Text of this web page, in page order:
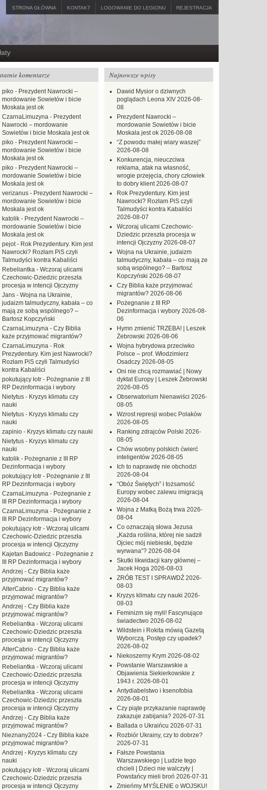
STRONA GŁÓWNA KONTAKT LOGOWANIE DO LEGIONU REJESTRACJA
Najnowsze wpisy
Dawid Mysior o dziwnych
poglądach Leona XIV 2026-08-
08
Prezydent Nawrocki –
mordowanie Sowietów i bicie
Moskala jest ok 2026-08-08
“Z powodu małej wiary waszej”
2026-08-08
Konkurencja, nieuczciwa
reklama, atak na własność,
wrogie przejęcia, chory człowiek
to dobry klient 2026-08-07
Rok Prezydentury. Kim jest
Nawrocki? Rozłam PiS czyli
Talmudyści kontra Kabaliści
2026-08-07
Wczoraj ulicami Czechowic-
Dziedzic przeszła procesja w
intencji Ojczyzny 2026-08-07
Wojna na Ukrainie, judaizm
talmudyczny, kabała – co mają ze
sobą wspólnego? – Bartosz
Kopczyński 2026-08-07
Czy Biblia każe przyjmować
migrantów? 2026-08-06
Pożegnanie z III RP
Dezinformacja i wybory 2026-08-
06
Hymn zmienić TRZEBA! | Leszek
Żebrowski 2026-08-06
Wojna hybrydowa przeciwko
Polsce – prof. Włodzimierz
Osadczy 2026-08-05
Oni nie chcą rozmawiać | Nowy
dyktat Europy | Leszek Żebrowski
2026-08-05
Obserwatorium Nienawiści 2026-
08-05
Wzrost represji wobec Polaków
2026-08-05
Ranking zdrajców Polski 2026-
08-05
Chów wsobny polskich ćwierć
inteligentów 2026-08-05
Ich to naprawdę nie obchodzi
2026-08-04
“Obóz Świętych” i tożsamość
Europy wobec zalewu imigracją
2026-08-04
Wojna z Matką Bożą trwa 2026-
08-04
Co oznaczają słowa Jezusa
„Każda roślina, której nie sadził
Ojciec mój niebieski, będzie
wyrwana”? 2026-08-04
Skutki likwidacji kary głównej –
Jacek Hoga 2026-08-03
ZRÓB TEST I SPRAWDŹ 2026-
08-03
Kryzys klimatu czy nauki 2026-
08-03
Feminizm się myli! Fascynujące
świadectwo 2026-08-02
Wildstein i Rokita mówią Gazetą
Wyborczą. Postęp czy upadek?
2026-08-02
Niekoszerny Krym 2026-08-02
Powstanie Warszawskie a
Objawienia Siekierkowskie z
1943 r. 2026-08-01
Antydiabelstwo i ksenofobia
2026-08-01
Czy piąte przykazanie naprawdę
zakazuje zabijania? 2026-07-31
Ballada o Ukraińcu 2026-07-31
Rozbiór Ukrainy, czy to dobrze?
2026-07-31
Fałsze Powstania
Warszawskiego | Ludzie tego
chcieli | Dzieci nie walczyły |
Powstańcy mieli broń 2026-07-31
Zmieńmy MYŚLENIE o WOJSKU!
komentarze
piko - Prezydent Nawrocki –
mordowanie Sowietów i bicie
Moskala jest ok
CzarnaLimuzyna - Prezydent
Nawrocki – mordowanie
Sowietów i bicie Moskala jest ok
piko - Prezydent Nawrocki –
mordowanie Sowietów i bicie
Moskala jest ok
piko - Prezydent Nawrocki –
mordowanie Sowietów i bicie
Moskala jest ok
verizanus - Prezydent Nawrocki –
mordowanie Sowietów i bicie
Moskala jest ok
katolik - Prezydent Nawrocki –
mordowanie Sowietów i bicie
Moskala jest ok
pejot- Rok Prezydentury. Kim jest
Nawrocki? Rozłam PiS czyli
Talmudyści kontra Kabaliści
Rebeliantka - Wczoraj ulicami
Czechowic-Dziedzic przeszła
procesja w intencji Ojczyzny
Jans - Wojna na Ukrainie,
judaizm talmudyczny, kabała – co
mają ze sobą wspólnego? –
Bartosz Kopczyński
CzarnaLimuzyna - Czy Biblia
każe przyjmować migrantów?
CzarnaLimuzyna - Rok
Prezydentury. Kim jest Nawrocki?
Rozłam PiS czyli Talmudyści
kontra Kabaliści
pokutujący łotr - Pożegnanie z III
RP Dezinformacja i wybory
Nietytus - Kryzys klimatu czy
nauki
Nietytus - Kryzys klimatu czy
nauki
zapinio - Kryzys klimatu czy nauki
Nietytus - Kryzys klimatu czy
nauki
katolik - Pożegnanie z III RP
Dezinformacja i wybory
pokutujący łotr - Pożegnanie z III
RP Dezinformacja i wybory
CzarnaLimuzyna - Pożegnanie z
III RP Dezinformacja i wybory
CzarnaLimuzyna - Pożegnanie z
III RP Dezinformacja i wybory
pokutujący łotr - Wczoraj ulicami
Czechowic-Dziedzic przeszła
procesja w intencji Ojczyzny
Kajetan Badowicz - Pożegnanie z
III RP Dezinformacja i wybory
Andrzej - Czy Biblia każe
przyjmować migrantów?
AlterCabrio - Czy Biblia każe
przyjmować migrantów?
Andrzej - Czy Biblia każe
przyjmować migrantów?
Rebeliantka - Wczoraj ulicami
Czechowic-Dziedzic przeszła
procesja w intencji Ojczyzny
AlterCabrio - Czy Biblia każe
przyjmować migrantów?
Rebeliantka - Wczoraj ulicami
Czechowic-Dziedzic przeszła
procesja w intencji Ojczyzny
Rebeliantka - Wczoraj ulicami
Czechowic-Dziedzic przeszła
procesja w intencji Ojczyzny
Andrzej - Czy Biblia każe
przyjmować migrantów?
Nieznany2024 - Czy Biblia każe
przyjmować migrantów?
Andrzej - Kryzys klimatu czy
nauki
pokutujący łotr - Wczoraj ulicami
Czechowic-Dziedzic przeszła
procesja w intencji Ojczyzny